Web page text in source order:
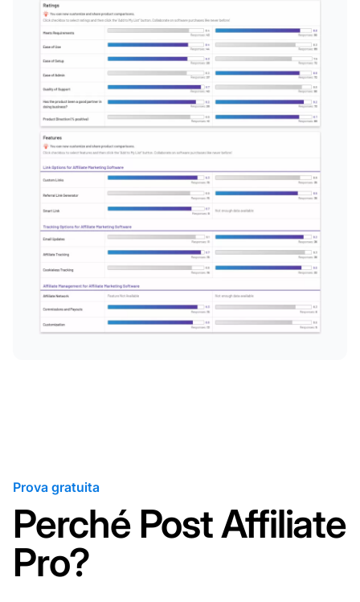
Prova gratuita
Perché Post Affiliate
Pro?